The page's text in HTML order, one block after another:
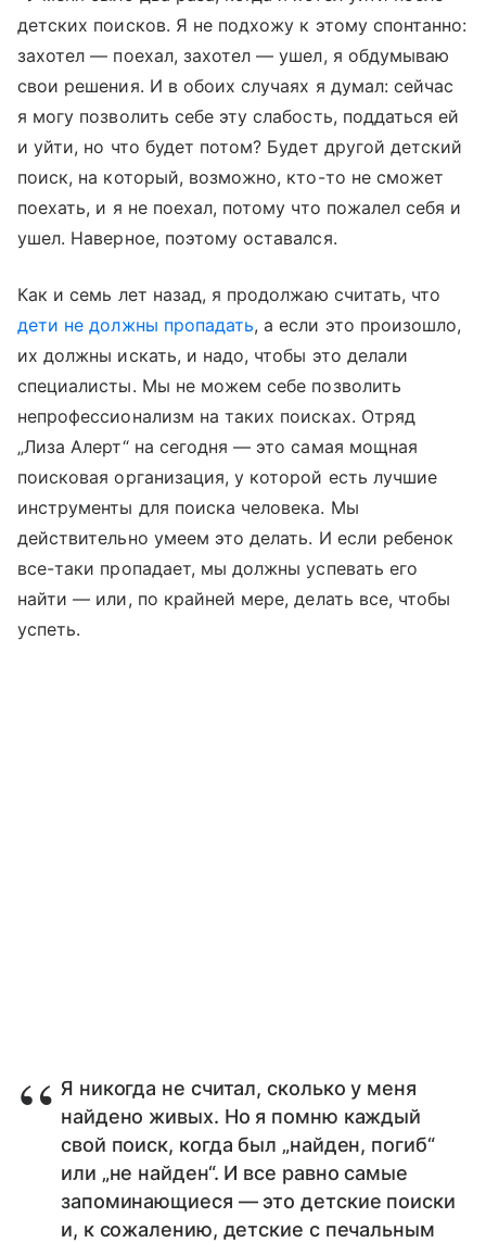
детских поисков. Я не подхожу к этому спонтанно:
захотел — поехал, захотел — ушел, я обдумываю
свои решения. И в обоих случаях я думал: сейчас
я могу позволить себе эту слабость, поддаться ей
и уйти, но что будет потом? Будет другой детский
поиск, на который, возможно, кто-то не сможет
поехать, и я не поехал, потому что пожалелсебя и
ушел. Наверное, поэтому оставался.
Как и семь лет назад, я продолжаю считать, что
дети не должны пропадать, а если это произошло,
их должны искать, и надо, чтобы это делали
специалисты. Мы не можем себе позволить
непрофессионализм на таких поисках. Отряд
„Лиза Алерт“ на сегодня — это самая мощная
поисковая организация, у которой есть лучшие
инструменты для поиска человека. Мы
действительно умеем это делать. И если ребенок
все-таки пропадает, мы должны успевать его
найти — или, по крайней мере, делать все, чтобы
успеть.
Я никогда не считал, сколько у меня
найдено живых. Но я помню каждый
свой поиск, когда был „найден, погиб“
или „не найден“. И все равно самые
запоминающиеся — это детские поиски
и, к сожалению, детские с печальным